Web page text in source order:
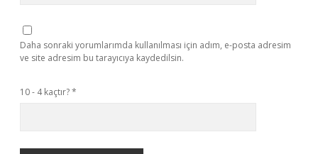
Daha sonraki yorumlarımda kullanılması için adım, e-posta adresim
ve site adresim bu tarayıcıya kaydedilsin.
10 - 4 kaçtır?*